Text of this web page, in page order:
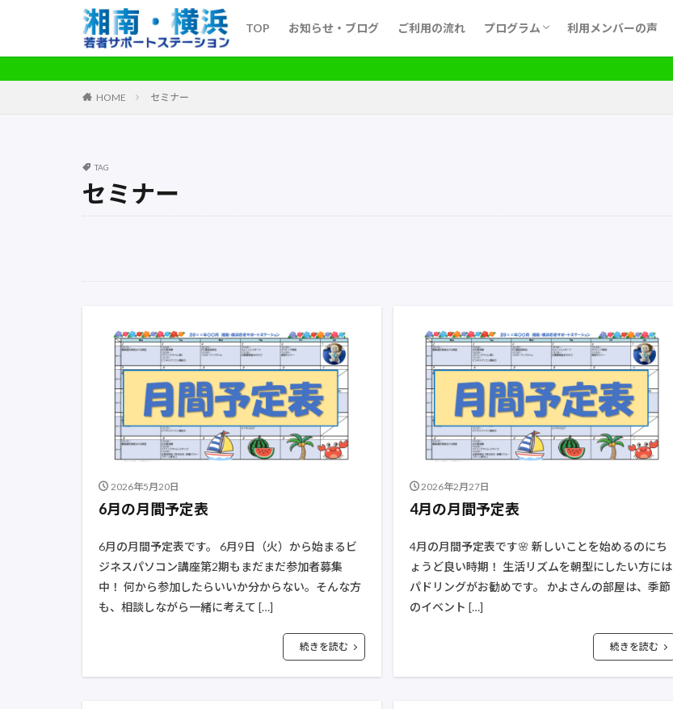
TOP お知らせ・ブログ ご利用の流れ プログラム 利用メンバーの声
HOME セミナー
TAG
セミナー
2026年5月20日
6月の月間予定表
6月の月間予定表です。 6月9日（火）から始まるビ
ジネスパソコン講座第2期もまだまだ参加者募集
中！ 何から参加したらいいか分からない。そんな方
も、相談しながら一緒に考えて […]
続きを読む
2026年2月27日
4月の月間予定表
4月の月間予定表です🌸 新しいことを始めるのにち
ょうど良い時期！ 生活リズムを朝型にしたい方には
パドリングがお勧めです。 かよさんの部屋は、季節
のイベント […]
続きを読む